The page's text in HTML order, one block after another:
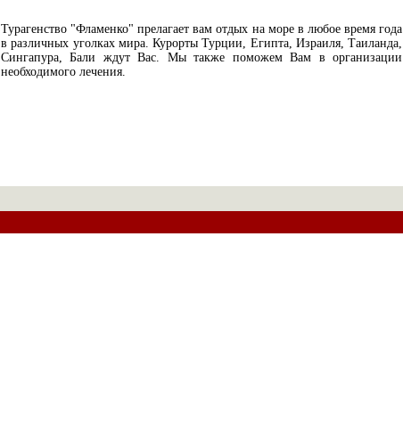
Турагенство "Фламенко" прелагает вам отдых на море в любое время года
в различных уголках мира. Курорты Турции, Египта, Израиля, Таиланда,
Сингапура, Бали ждут Вас. Мы также поможем Вам в организации
необходимого лечения.